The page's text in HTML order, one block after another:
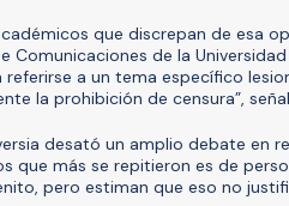
que discrepan de esa
Comunicaciones de la
referirse a un tema específico
la prohibición de censura”,
desató un amplio debate en
que más se repitieron es de
pero estiman que eso no